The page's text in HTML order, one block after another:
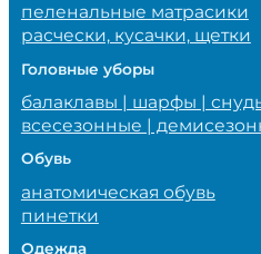
пеленальные матрасики
расчески, кусачки, щетки
Головные уборы
балаклавы | шарфы |
всесезонные |
Обувь
анатомическая обувь
пинетки
Одежда